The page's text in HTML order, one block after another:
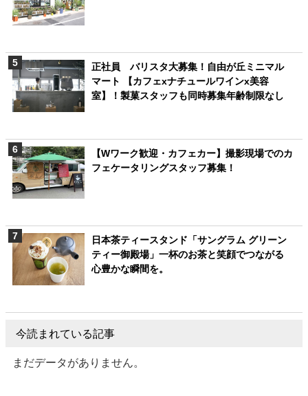
正社員 バリスタ大募集！自由が丘ミニマル
マート 【カフェxナチュールワインx美容
室】！製菓スタッフも同時募集年齢制限なし
【Wワーク歓迎・カフェカー】撮影現場でのカ
フェケータリングスタッフ募集！
日本茶ティースタンド「サングラム グリーン
ティー御殿場」一杯のお茶と笑顔でつながる
心豊かな瞬間を。
今読まれている記事
まだデータがありません。